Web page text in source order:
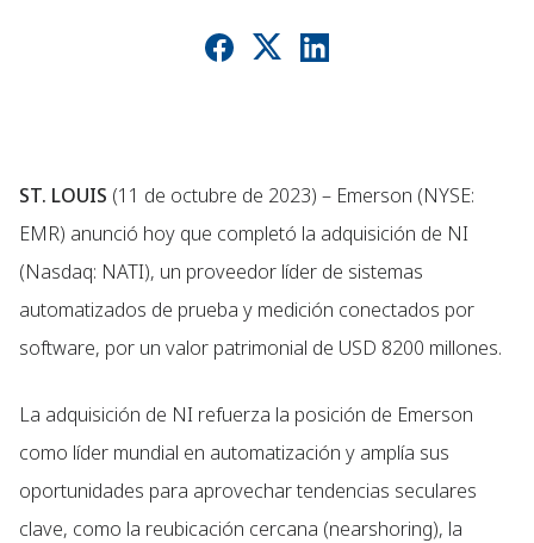
ST. LOUIS (11 de octubre de 2023) – Emerson (NYSE:
EMR) anunció hoy que completó la adquisición de NI
(Nasdaq: NATI), un proveedor líder de sistemas
automatizados de prueba y medición conectados por
software, por un valor patrimonial de USD 8200 millones.
La adquisición de NI refuerza la posición de Emerson
como líder mundial en automatización y amplía sus
oportunidades para aprovechar tendencias seculares
clave, como la reubicación cercana (nearshoring), la